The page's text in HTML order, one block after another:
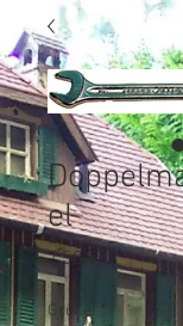
el
7,50 €Preis
Größe: *